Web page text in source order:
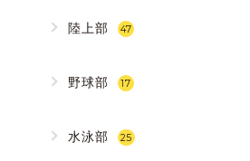
陸上部 47
野球部 17
水泳部 25